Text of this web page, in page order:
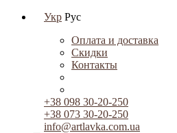
Укр Рус
Оплата и доставка
Скидки
Контакты
+38 098 30-20-250
+38 073 30-20-250
info@artlavka.com.ua